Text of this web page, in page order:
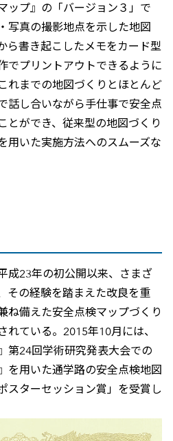
ップ』の「バージョン３」で
写真の撮影地点を示した地図
ら書き起こしたメモをカード型
でプリントアウトできるように
れまでの地図づくりとほとんど
話し合いながら手仕事で安全点
とができ、従来型の地図づくり
用いた実施方法へのスムーズな
成23年の初公開以来、さまざ
その経験を踏まえた改良を重
ね備えた安全点検マップづくり
れている。2015年10月には、
第24回学術研究発表大会での
を用いた通学路の安全点検地図
スターセッション賞」を受賞し